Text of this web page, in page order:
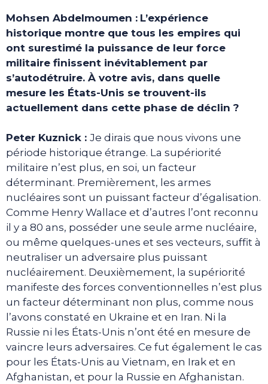
Mohsen Abdelmoumen : L’expérience
historique montre que tous les empires qui
ont surestimé la puissance de leur force
militaire finissent inévitablement par
s’autodétruire. À votre avis, dans quelle
mesure les États-Unis se trouvent-ils
actuellement dans cette phase de déclin ?
Peter Kuznick : Je dirais que nous vivons une
période historique étrange. La supériorité
militaire n’est plus, en soi, un facteur
déterminant. Premièrement, les armes
nucléaires sont un puissant facteur d’égalisation.
Comme Henry Wallace et d’autres l’ont reconnu
il y a 80 ans, posséder une seule arme nucléaire,
ou même quelques-unes et ses vecteurs, suffit à
neutraliser un adversaire plus puissant
nucléairement. Deuxièmement, la supériorité
manifeste des forces conventionnelles n’est plus
un facteur déterminant non plus, comme nous
l’avons constaté en Ukraine et en Iran. Ni la
Russie ni les États-Unis n’ont été en mesure de
vaincre leurs adversaires. Ce fut également le cas
pour les États-Unis au Vietnam, en Irak et en
Afghanistan, et pour la Russie en Afghanistan.